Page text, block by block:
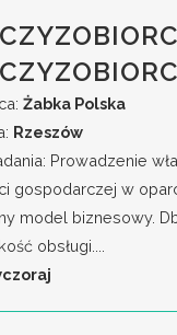
Żabka Polska
Rzeszów
Prowadzenie
gospodarczej w
model biznesowy.
obsługi....